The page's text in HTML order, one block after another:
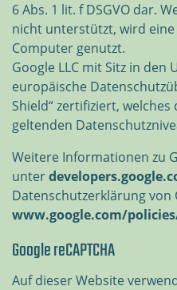
6 Abs. 1 lit. f DSGVO dar.
nicht unterstützt, wird
Computer genutzt.
Google LLC mit Sitz in den
europäische
Shield“ zertifiziert,
geltenden
Weitere Informationen zu
unter
Datenschutzerklärung von
www.google.com/
Google reCAPTCHA
Auf dieser Website